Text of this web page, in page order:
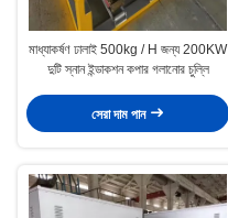
মাধ্যাকর্ষণ ঢালাই 500kg / H জন্য 200KW
দুটি স্নান ইন্ডাকশন কপার গলানোর চুল্লি
সেরা দাম পান